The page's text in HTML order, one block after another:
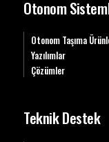
Otonom
Otonom Taşıma
Yazılımlar
Çözümler
Teknik Destek